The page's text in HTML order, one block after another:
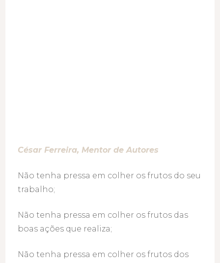
César Ferreira, Mentor de Autores
Não tenha pressa em colher os frutos do seu
trabalho;
Não tenha pressa em colher os frutos das
boas ações que realiza;
Não tenha pressa em colher os frutos dos